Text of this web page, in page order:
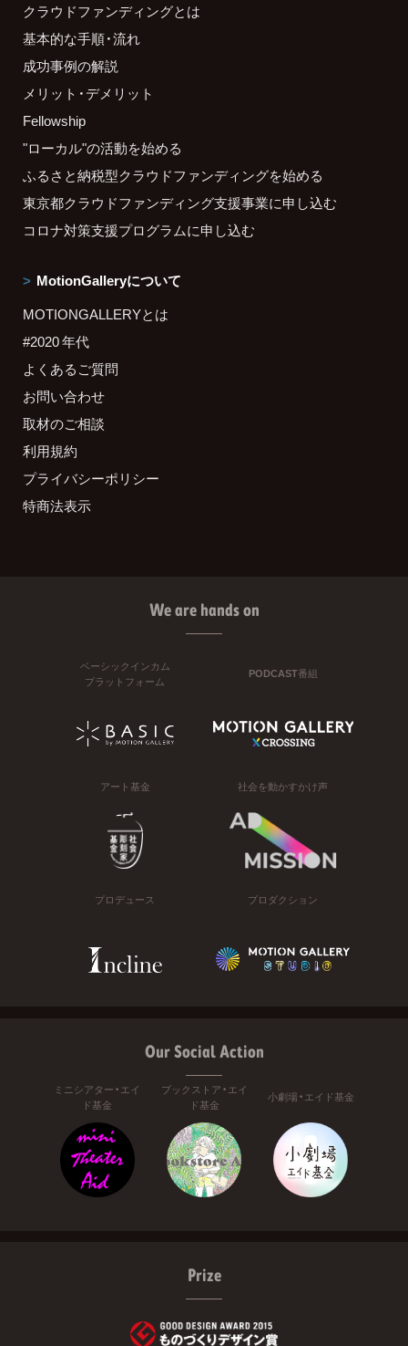
クラウドファンディングとは
基本的な手順・流れ
成功事例の解説
メリット・デメリット
Fellowship
"ローカル"の活動を始める
ふるさと納税型クラウドファンディングを始める
東京都クラウドファンディング支援事業に申し込む
コロナ対策支援プログラムに申し込む
MotionGalleryについて
MOTIONGALLERYとは
#2020 年代
よくあるご質問
お問い合わせ
取材のご相談
利用規約
プライバシーポリシー
特商法表示
We are hands on
ベーシックインカム
プラットフォーム
PODCAST番組
アート基金 社会を動かすかけ声
プロデュース プロダクション
Our Social Action
ミニシアター・エイ
ド基金
ブックストア・エイ
ド基金
小劇場・エイド基金
Prize